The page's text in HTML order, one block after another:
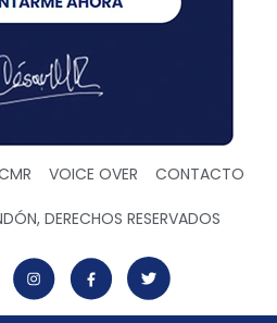
VOICE OVER CONTACTO
DERECHOS RESERVADOS